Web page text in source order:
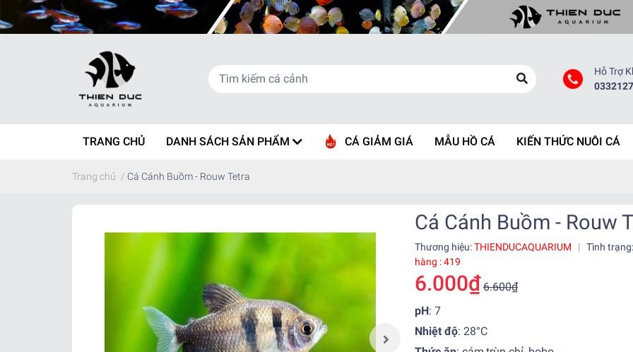
Hỗ Trợ
TRANG CHỦ DANH SÁCH SẢN PHẨM CÁ GIẢM GIÁ MẪU HỒ CÁ KIẾN THỨC NUÔI CÁ
Trang chủ / Cá Cánh Buồm - Rouw Tetra
Cá Cánh Buồm - Rouw
Thương hiệu:THIENDUCAQUARIUM |
Tình
hàng : 419
6.000₫ 6.600₫
pH: 7
Nhiệt độ: 28°C